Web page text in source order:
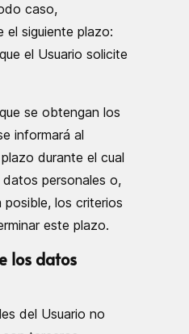
caso,
el siguiente plazo:
el Usuario solicite
se obtengan los
informará al
durante el cual
personales o,
los criterios
este plazo.
los datos
del Usuario no